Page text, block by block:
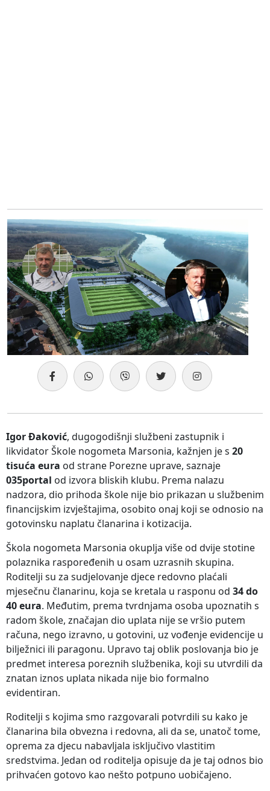
Igor Đaković, dugogodišnji službeni zastupnik i
likvidator Škole nogometa Marsonia, kažnjen je s 20
tisuća eura od strane Porezne uprave, saznaje
035portal od izvora bliskih klubu. Prema nalazu
nadzora, dio prihoda škole nije bio prikazan u službenim
financijskim izvještajima, osobito onaj koji se odnosio na
gotovinsku naplatu članarina i kotizacija.
Škola nogometa Marsonia okuplja više od dvije stotine
polaznika raspoređenih u osam uzrasnih skupina.
Roditelji su za sudjelovanje djece redovno plaćali
mjesečnu članarinu, koja se kretala u rasponu od 34 do
40 eura. Međutim, prema tvrdnjama osoba upoznatih s
radom škole, značajan dio uplata nije se vršio putem
računa, nego izravno, u gotovini, uz vođenje evidencije u
bilježnici ili paragonu. Upravo taj oblik poslovanja bio je
predmet interesa poreznih službenika, koji su utvrdili da
znatan iznos uplata nikada nije bio formalno
evidentiran.
Roditelji s kojima smo razgovarali potvrdili su kako je
članarina bila obvezna i redovna, ali da se, unatoč tome,
oprema za djecu nabavljala isključivo vlastitim
sredstvima. Jedan od roditelja opisuje da je taj odnos bio
prihvaćen gotovo kao nešto potpuno uobičajeno.